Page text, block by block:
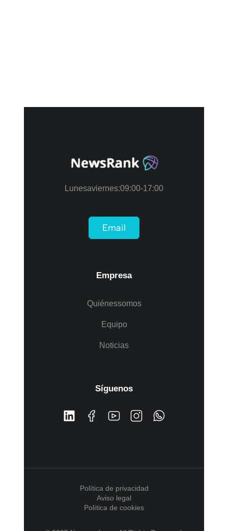
Lunes a viernes: 09:00-17:00
Email
Empresa
Quiénes somos
Equipo
Noticias
Síguenos
Política de privacidad
Aviso legal
Política de cookies